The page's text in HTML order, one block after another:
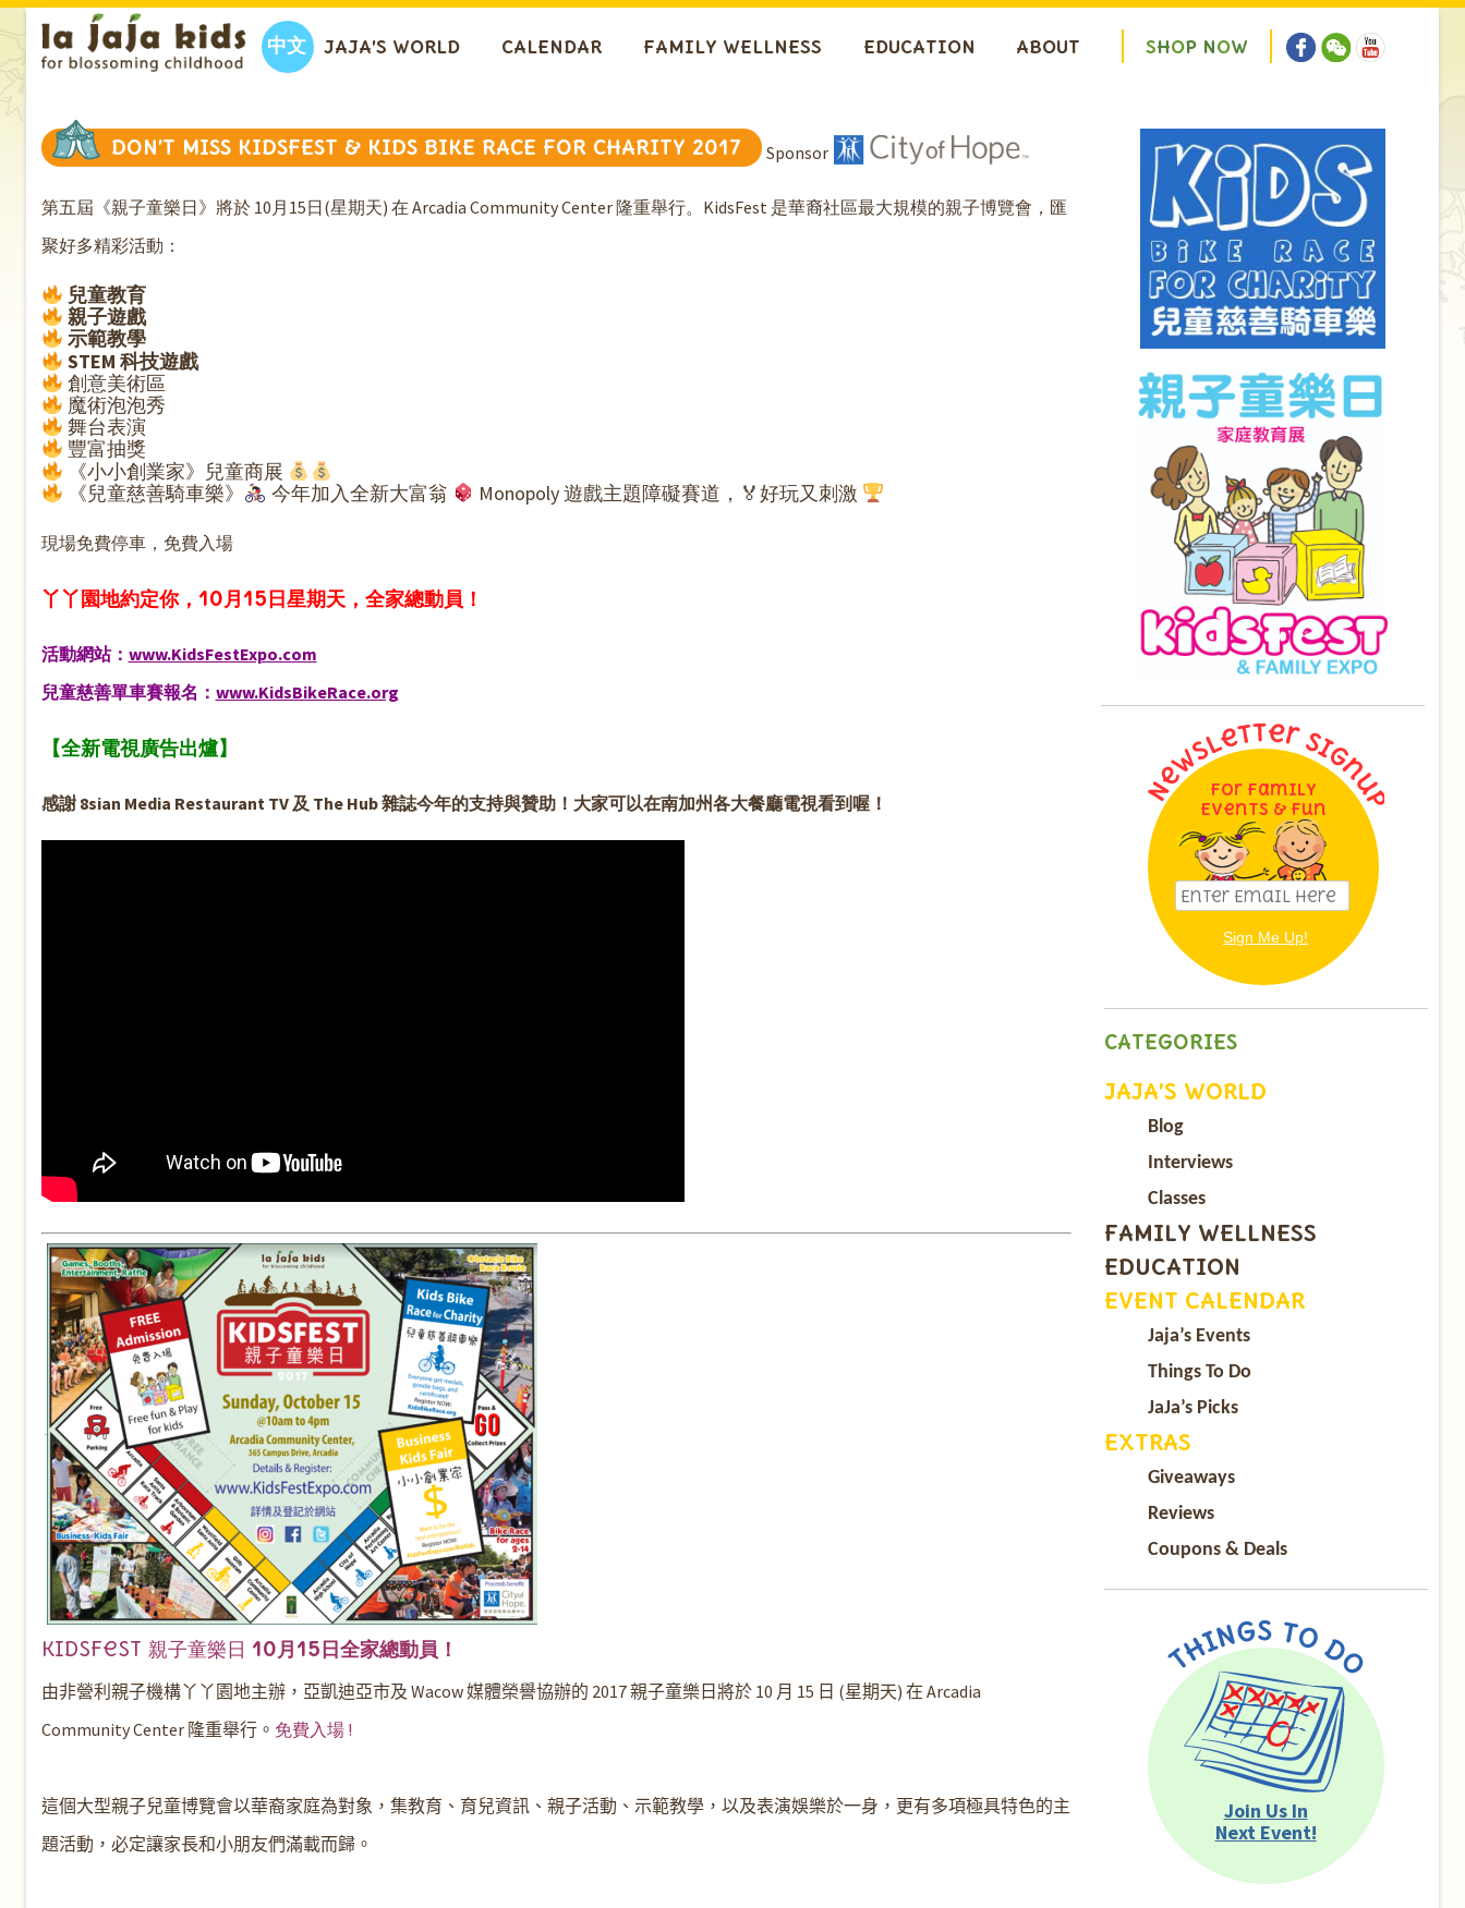
中文 JAJA’S WORLD CALENDAR FAMILY WELLNESS EDUCATION ABOUT SHOP NOW
DON’T MISS KIDSFEST & KIDS BIKE RACE FOR CHARITY 2017 Sponsor
第五屆《親子童樂日》將於 10月15日(星期天) 在 Arcadia Community Center 隆重舉行。KidsFest 是華裔社區最大規模的親子博覽會，匯
聚好多精彩活動：
兒童教育
親子遊戲
示範教學
STEM 科技遊戲
創意美術區
魔術泡泡秀
舞台表演
豐富抽獎
《小小創業家》兒童商展
《兒童慈善騎車樂》
今年加入全新大富翁 Monopoly 遊戲主題障礙賽道， 🏅好玩又刺激
現場免費停車，免費入場
丫丫園地約定你，10月15日星期天，全家總動員！
活動網站： www.KidsFestExpo.com
兒童慈善單車賽報名： www.KidsBikeRace.org
【全新電視廣告出爐】
感謝 8sian Media Restaurant TV 及 The Hub 雜誌今年的支持與贊助！大家可以在南加州各大餐廳電視看到喔！
KidsFest 親子童樂日 10月15日全家總動員！
由非營利親子機構丫丫園地主辦，亞凱迪亞市及 Wacow 媒體榮譽協辦的 2017親子童樂日 將於10 月 15 日 (星期天) 在 Arcadia
Community Center 隆重舉行。 免費入場 !
這個大型親子兒童博覽會以華裔家庭為對象，集教育、育兒資訊、親子活動、示範教學，以及表演娛樂於一身，更有多項極具特色的主
題活動，必定讓家長和小朋友們滿載而歸。
CATEGORIES
JAJA’S WORLD
Blog
Interviews
Classes
FAMILY WELLNESS
EDUCATION
EVENT CALENDAR
Jaja’s Events
Things To Do
JaJa’s Picks
EXTRAS
Giveaways
Reviews
Coupons & Deals
For Family
Events & Fun
Join Us In
Next Event!